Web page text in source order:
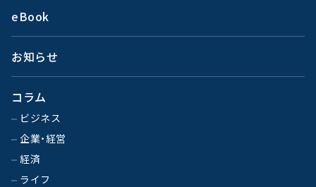
eBook
お知らせ
コラム
ビジネス
企業・経営
経済
ライフ